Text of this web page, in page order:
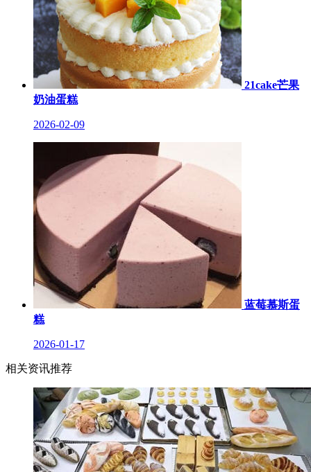
21cake芒果
奶油蛋糕
2026-02-09
蓝莓慕斯蛋
糕
2026-01-17
相关资讯推荐